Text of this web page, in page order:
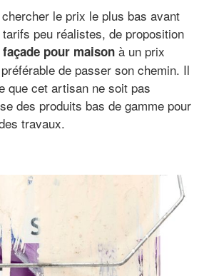
le prix le plus bas avant
peu réalistes, de proposition
pour maison à un prix
de passer son chemin. Il
que cet artisan ne soit pas
des produits bas de gamme pour
travaux.